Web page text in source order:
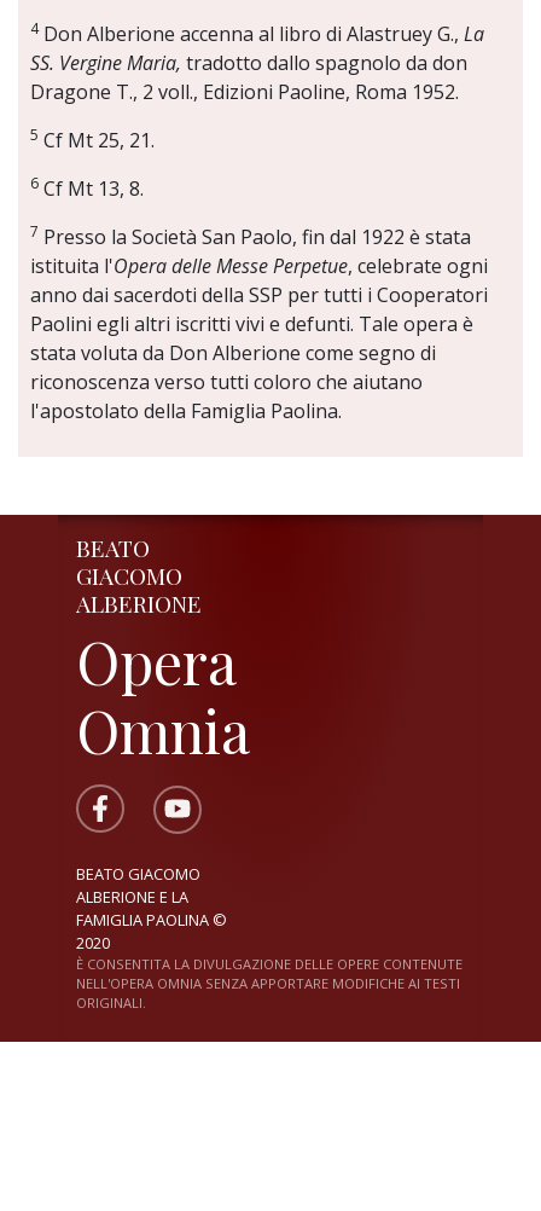
4Don Alberione accenna al libro di Alastruey G., La
SS. Vergine Maria, tradotto dallo spagnolo da don
Dragone T., 2 voll., Edizioni Paoline, Roma 1952.
5 Cf Mt 25, 21.
6 Cf Mt 13, 8.
7 Presso la Società San Paolo, fin dal 1922 è stata
istituita l'Opera delle Messe Perpetue, celebrate ogni
anno dai sacerdoti della SSP per tutti i Cooperatori
Paolini egli altri iscritti vivi e defunti. Tale opera è
stata voluta da Don Alberione come segno di
riconoscenza verso tutti coloro che aiutano
l'apostolato della Famiglia Paolina.
BEATO
GIACOMO
ALBERIONE
Opera
Omnia
BEATO GIACOMO
ALBERIONE E LA
FAMIGLIA PAOLINA ©
2020
È CONSENTITA LA DIVULGAZIONE DELLE OPERE CONTENUTE
NELL'OPERA OMNIA SENZA APPORTARE MODIFICHE AI TESTI
ORIGINALI.